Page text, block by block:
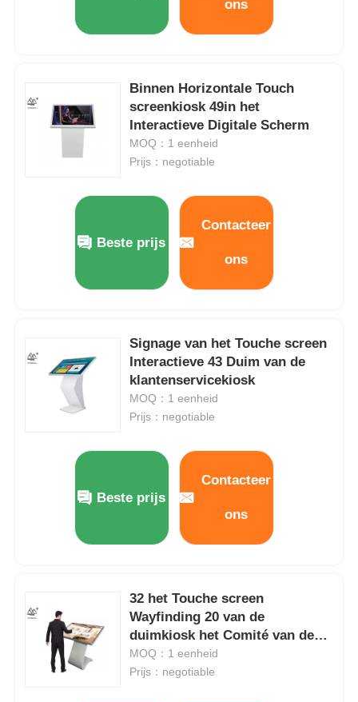
ons
Binnen Horizontale Touch
screenkiosk 49in het
Interactieve Digitale Scherm
MOQ：1 eenheid
Prijs：negotiable
Beste prijs
Contacteer
ons
Signage van het Touche screen
Interactieve 43 Duim van de
klantenservicekiosk
MOQ：1 eenheid
Prijs：negotiable
Beste prijs
Contacteer
ons
32 het Touche screen
Wayfinding 20 van de
duimkiosk het Comité van de
Punt Infrarode Aanraking Kiosk
MOQ：1 eenheid
Prijs：negotiable